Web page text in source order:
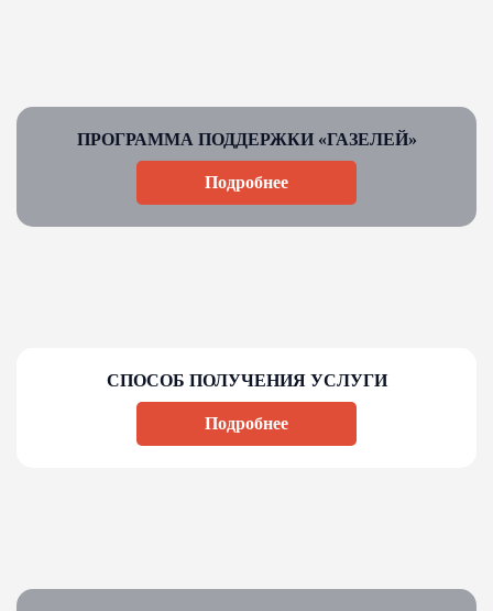
ПРОГРАММА ПОДДЕРЖКИ «ГАЗЕЛЕЙ»
Подробнее
СПОСОБ ПОЛУЧЕНИЯ УСЛУГИ
Подробнее